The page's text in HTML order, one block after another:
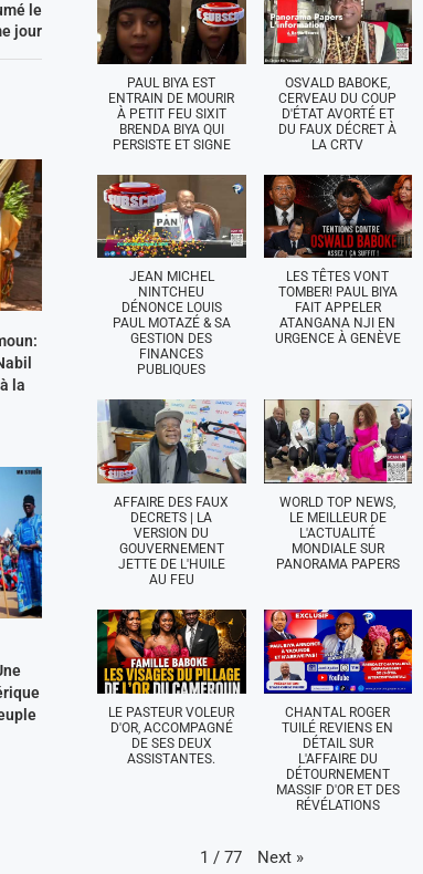
le
jour
la
PAUL BIYA EST
ENTRAIN DE MOURIR
À PETIT FEU SIXIT
BRENDA BIYA QUI
PERSISTE ET SIGNE
OSVALD BABOKE,
CERVEAU DU COUP
D'ÉTAT AVORTÉ ET
DU FAUX DÉCRET À
LA CRTV
JEAN MICHEL
NINTCHEU
DÉNONCE LOUIS
PAUL MOTAZÉ & SA
GESTION DES
FINANCES
PUBLIQUES
LES TÊTES VONT
TOMBER! PAUL BIYA
FAIT APPELER
ATANGANA NJI EN
URGENCE À GENÈVE
AFFAIRE DES FAUX
DECRETS | LA
VERSION DU
GOUVERNEMENT
JETTE DE L'HUILE
AU FEU
WORLD TOP NEWS,
LE MEILLEUR DE
L'ACTUALITÉ
MONDIALE SUR
PANORAMA PAPERS
LE PASTEUR VOLEUR
D'OR, ACCOMPAGNÉ
DE SES DEUX
ASSISTANTES.
CHANTAL ROGER
TUILÉ REVIENS EN
DÉTAIL SUR
L'AFFAIRE DU
DÉTOURNEMENT
MASSIF D'OR ET DES
RÉVÉLATIONS
1 / 77 Next »